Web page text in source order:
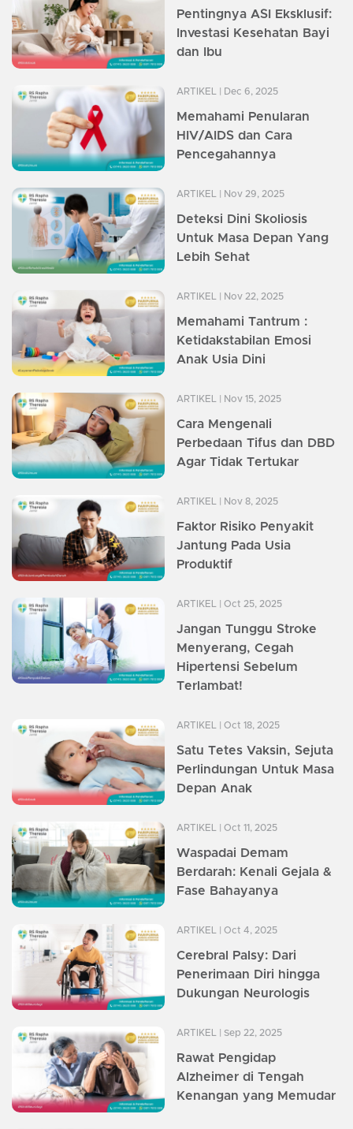
Pentingnya ASI Eksklusif:
Investasi Kesehatan Bayi
dan Ibu
ARTIKEL | Dec 6, 2025
Memahami Penularan
HIV/AIDS dan Cara
Pencegahannya
ARTIKEL | Nov 29, 2025
Deteksi Dini Skoliosis
Untuk Masa Depan Yang
Lebih Sehat
ARTIKEL | Nov 22, 2025
Memahami Tantrum :
Ketidakstabilan Emosi
Anak Usia Dini
ARTIKEL | Nov 15, 2025
Cara Mengenali
Perbedaan Tifus dan DBD
Agar Tidak Tertukar
ARTIKEL | Nov 8, 2025
Faktor Risiko Penyakit
Jantung Pada Usia
Produktif
ARTIKEL | Oct 25, 2025
Jangan Tunggu Stroke
Menyerang, Cegah
Hipertensi Sebelum
Terlambat!
ARTIKEL | Oct 18, 2025
Satu Tetes Vaksin, Sejuta
Perlindungan Untuk Masa
Depan Anak
ARTIKEL | Oct 11, 2025
Waspadai Demam
Berdarah: Kenali Gejala &
Fase Bahayanya
ARTIKEL | Oct 4, 2025
Cerebral Palsy: Dari
Penerimaan Diri hingga
Dukungan Neurologis
ARTIKEL | Sep 22, 2025
Rawat Pengidap
Alzheimer di Tengah
Kenangan yang Memudar